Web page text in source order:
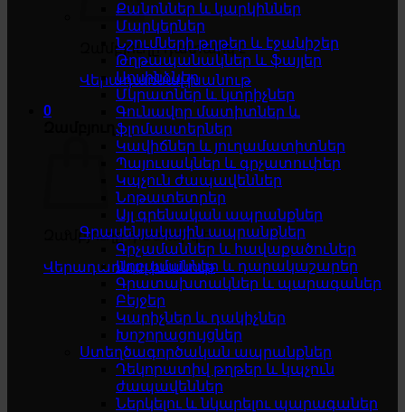
Զամբյուղը դատարկ է
Վերադառնալ խանութ
0
Զամբյուղը դատարկ է
Վերադառնալ խանութ
Քանոններ և կարկիններ
Մարկերներ
Նշումների թղթեր և էջանիշեր
Թղթապանակներ և ֆայլեր
Սոսինձներ
Մկրատներ և կտրիչներ
Գունավոր մատիտներ և
ֆլոմաստերներ
Կավիճներ և յուղամատիտներ
Պայուսակներ և գրչատուփեր
Կպչուն ժապավեններ
Նոթատետրեր
Այլ գրենական ապրանքներ
Գրասենյակային ապրանքներ
Գրչամաններ և հավաքածուներ
Աղբամաններ և դարակաշարեր
Գրատախտակներ և պարագաներ
Բեյջեր
Կարիչներ և դակիչներ
Խոշորացույցներ
Ստեղծագործական ապրանքներ
Դեկորատիվ թղթեր և կպչուն
ժապավեններ
Ներկելու և նկարելու պարագաներ